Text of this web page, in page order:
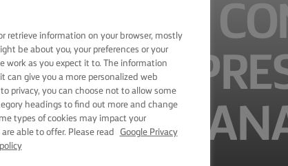
VAINILLA
retrieve information on your browser, mostly
be about you, your preferences or your
work as you expect it to. The information
give you a more personalized web
privacy, you can choose not to allow some
headings to find out more and change
types of cookies may impact your
able to offer. Please read
Google Privacy